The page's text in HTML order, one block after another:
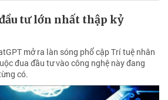
tư lớn nhất thập kỷ
mở ra làn sóng phổ cập Trí tuệ nhân
đua đầu tư vào công nghệ này đang
có.